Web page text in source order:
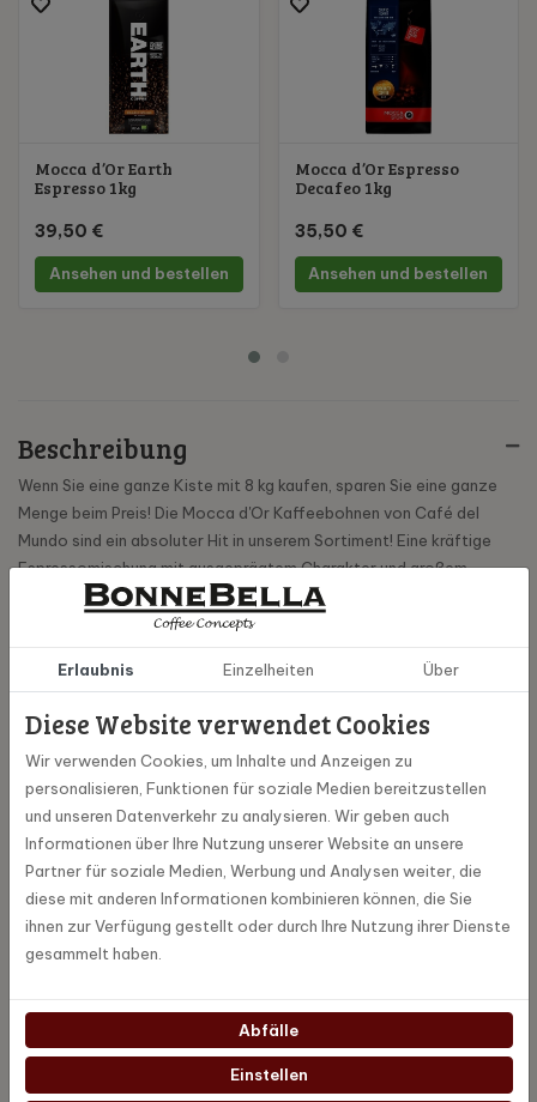
Beschreibung
Wenn Sie eine ganze Kiste mit 8 kg kaufen, sparen Sie eine ganze
Menge beim Preis! Die Mocca d'Or Kaffeebohnen von Café del
Mundo sind ein absoluter Hit in unserem Sortiment! Eine kräftige
Espressomischung mit ausgeprägtem Charakter und großem
Körper. Diese Mischung besteht aus Kaffeesorten, die u.a. aus
Guatemala, Honduras und Costa Rica stammen. Die Nuancen von
ansprechend. Dieser Kaffee schmeckt am besten als Espresso,
Spezifikationen
Artikel Nummer 100034-8
Marke Mocca d 'or
Kraftvoll und freimütig
Mocca d’Or Earth
Espresso 1kg
39,50 €
Ansehen und bestellen
Mocca d’Or Espresso
Decafeo 1kg
35,50 €
Ansehen und bestellen
Erlaubnis Einzelheiten Über
Diese Website verwendet Cookies
Wir verwenden Cookies, um Inhalte und Anzeigen zu
personalisieren, Funktionen für soziale Medien bereitzustellen
und unseren Datenverkehr zu analysieren. Wir geben auch
Informationen über Ihre Nutzung unserer Website an unsere
Partner für soziale Medien, Werbung und Analysen weiter, die
diese mit anderen Informationen kombinieren können, die Sie
ihnen zur Verfügung gestellt oder durch Ihre Nutzung ihrer Dienste
gesammelt haben.
Abfälle
Einstellen